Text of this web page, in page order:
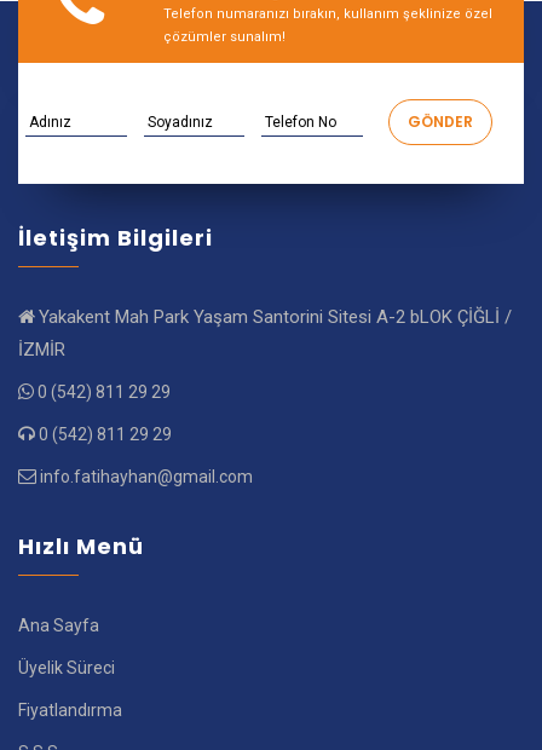
Telefon numaranızı bırakın, kullanım şeklinize özel
çözümler sunalım!
İletişim Bilgileri
Yakakent Mah Park Yaşam Santorini Sitesi A-2 bLOK ÇİĞLİ /
İZMİR
0 (542) 811 29 29
0 (542) 811 29 29
info.fatihayhan@gmail.com
Hızlı Menü
Ana Sayfa
Üyelik Süreci
Fiyatlandırma